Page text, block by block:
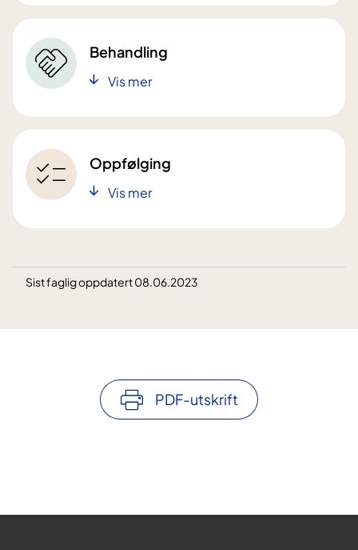
Behandling
Vis mer
Oppfølging
Vis mer
Sist faglig oppdatert 08.06.2023
PDF-utskrift